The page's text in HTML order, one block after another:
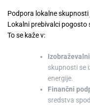
Podpora lokalne
Lokalni prebivalci pogosto
To se kaže v:
skupnosti se
energije.
Finančni
sredstva